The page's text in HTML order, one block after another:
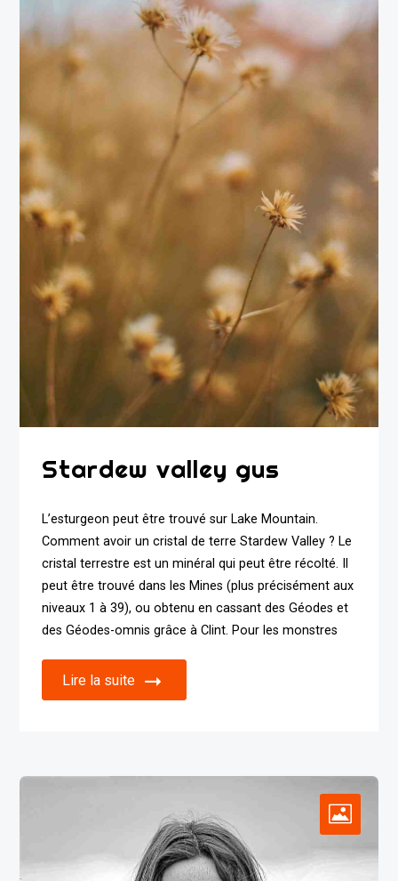
Stardew valley gus
L’esturgeon peut être trouvé sur Lake Mountain.
Comment avoir un cristal de terre Stardew Valley ? Le
cristal terrestre est un minéral qui peut être récolté. Il
peut être trouvé dans les Mines (plus précisément aux
niveaux 1 à 39), ou obtenu en cassant des Géodes et
des Géodes-omnis grâce à Clint. Pour les monstres
Lire la suite